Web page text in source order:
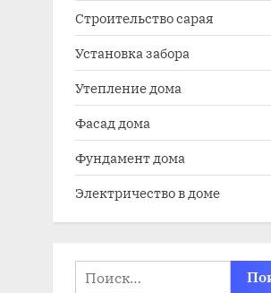
Строительство сарая
Установка забора
Утепление дома
Фасад дома
Фундамент дома
Электричество в доме
Найти: